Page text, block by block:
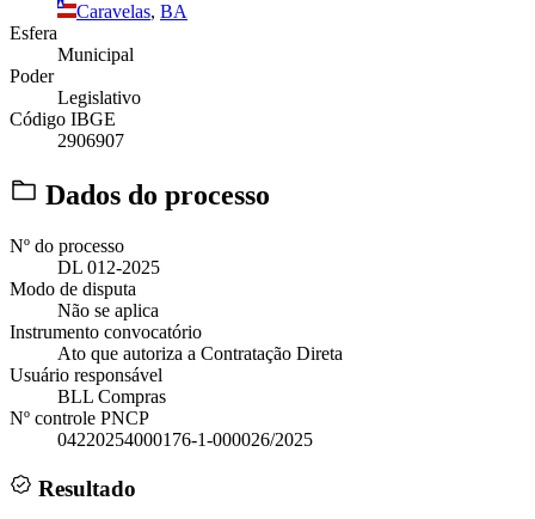
Caravelas, BA
Esfera
Municipal
Poder
Legislativo
Código IBGE
2906907
Dados do processo
Nº do processo
DL 012-2025
Modo de disputa
Não se aplica
Instrumento convocatório
Ato que autoriza a Contratação Direta
Usuário responsável
BLL Compras
Nº controle PNCP
04220254000176-1-000026/2025
Resultado